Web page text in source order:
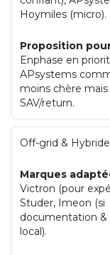
Hoymiles (micro).
Proposition
Enphase en
APsystems
moins chère
SAV/return.
Off-grid & Hybride
Marques
Victron (pour
Studer, Imeon (si
documentation &
local).